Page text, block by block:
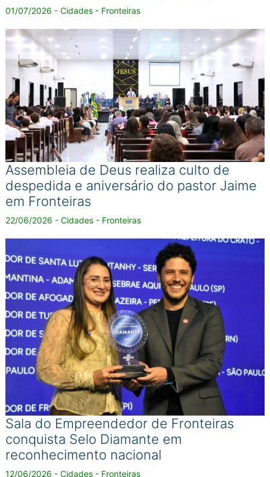
01/07/2026 - Cidades - Fronteiras
Assembleia de Deus realiza culto de
despedida e aniversário do pastor Jaime
em Fronteiras
22/06/2026 - Cidades - Fronteiras
Sala do Empreendedor de Fronteiras
conquista Selo Diamante em
reconhecimento nacional
12/06/2026 - Cidades - Fronteiras